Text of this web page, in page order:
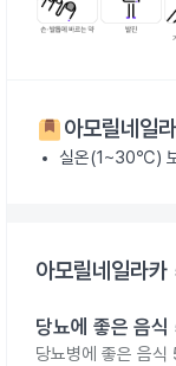
아모릴네일
실온(1~30℃)
아모릴네일라
당뇨에 좋은 음
당뇨병에 좋은 음식